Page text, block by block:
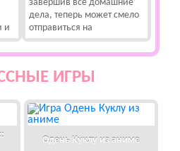
и
завершив все домашние
дела, теперь может смело
отправиться на
ИГРЫ
Одень Куклу из аниме